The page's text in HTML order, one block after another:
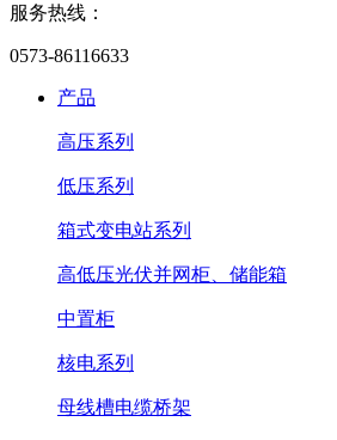
服务热线：
0573-86116633
产品
高压系列
低压系列
箱式变电站系列
高低压光伏并网柜、储能箱
中置柜
核电系列
母线槽电缆桥架